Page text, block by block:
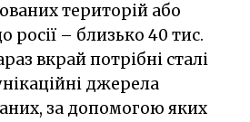
територій або
росії – близько 40 тис.
вкрай потрібні сталі
джерела
за допомогою яких